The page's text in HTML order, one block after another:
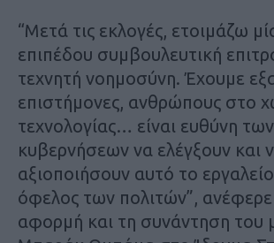
“Μετά τις εκλογές, ετοιμάζω
επιπέδου συμβουλευτική
τεχνητή νοημοσύνη. Έχουμε
επιστήμονες, ανθρώπους στο
τεχνολογίας… είναι ευθύνη των
κυβερνήσεων να ελέγξουν και
αξιοποιήσουν αυτό το
όφελος των πολιτών”, ανέφερε
αφορμή και τη συνάντηση του